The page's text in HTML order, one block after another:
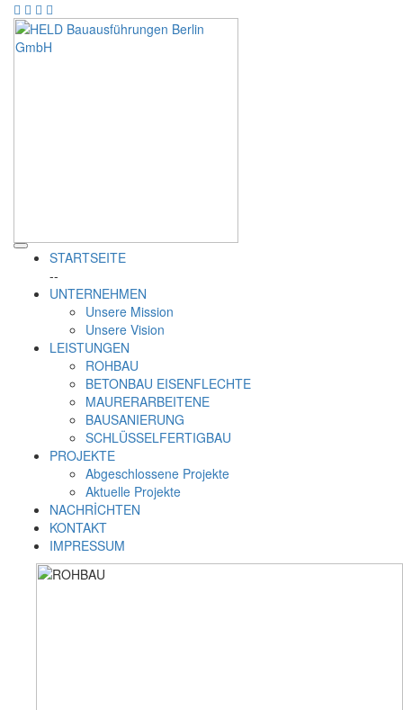
STARTSEITE
--
UNTERNEHMEN
Unsere Mission
Unsere Vision
LEISTUNGEN
ROHBAU
BETONBAU EISENFLECHTE
MAURERARBEITENE
BAUSANIERUNG
SCHLÜSSELFERTIGBAU
PROJEKTE
Abgeschlossene Projekte
Aktuelle Projekte
NACHRİCHTEN
KONTAKT
IMPRESSUM